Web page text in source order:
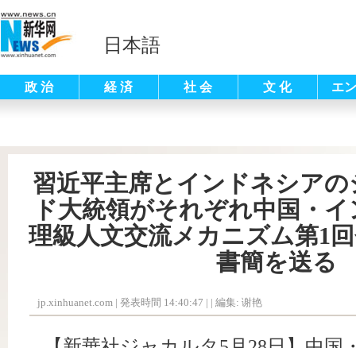
日本語
政 治 経 済 社 会 文 化 エ
習近平主席とインドネシア
ド大統領がそれぞれ中国・
理級人文交流メカニズム第1
書簡を送る
jp.xinhuanet.com | 発表時間 14:40:47 | | 編集: 谢艳